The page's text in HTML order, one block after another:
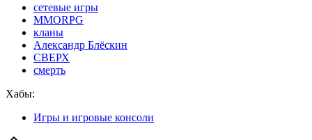
сетевые игры
MMORPG
кланы
Александр Блёскин
СВЕРХ
смерть
Хабы:
Игры и игровые консоли